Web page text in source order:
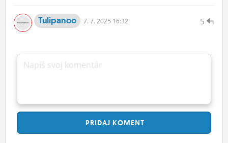
5
Tulipanoo 7. 7. 2025 16:32
Napíš svoj komentár
PRIDAJ KOMENT